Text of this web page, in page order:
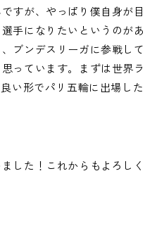
すが、やっぱり僕自身が目
手になりたいというのがあ
ブンデスリーガに参戦して
っています。まずは世界ラ
い形でパリ五輪に出場した
した！これからもよろしく